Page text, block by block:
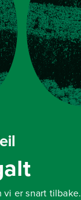
er snart tilbake.